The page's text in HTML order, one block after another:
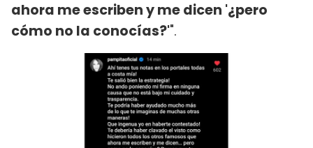
ahora me escriben y me dicen '¿pero
cómo no la conocías?'".